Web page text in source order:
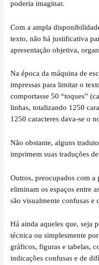
poderia imaginar.
Com a ampla
texto, não há justificativa
apresentação objetiva,
Na época da máquina de
impressas para limitar o
comportasse 50 “toques”
linhas, totalizando 1250
1250 caracteres dava-se o
Não obstante, alguns
imprimem suas traduções
Outros, preocupados com a
eliminam os espaços entre
são visualmente confusas e
Há ainda aqueles que, seja
técnica ou simplesmente
gráficos, figuras e tabelas,
indicações confusas e de